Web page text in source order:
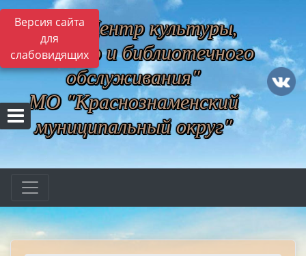
Версия сайта
для
слабовидящих
МБУ "Центр культуры,
музейного и библиотечного
обслуживания"
МО "Краснознаменский
муниципальный округ"